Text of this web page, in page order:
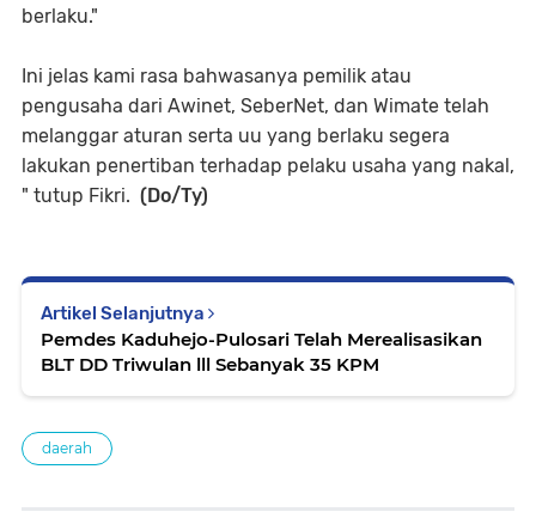
berlaku."
Ini jelas kami rasa bahwasanya pemilik atau
pengusaha dari Awinet, SeberNet, dan Wimate telah
melanggar aturan serta uu yang berlaku segera
lakukan penertiban terhadap pelaku usaha yang nakal,
" tutup Fikri. (Do/Ty)
Artikel Selanjutnya
Pemdes Kaduhejo-Pulosari Telah Merealisasikan
BLT DD Triwulan lll Sebanyak 35 KPM
daerah